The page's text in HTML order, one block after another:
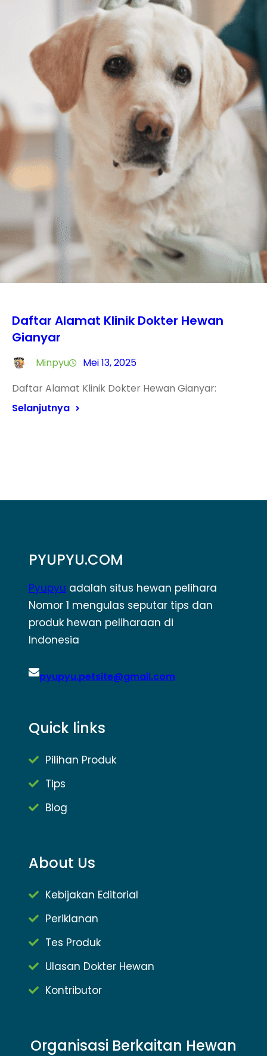
Daftar Alamat Klinik Dokter Hewan
Gianyar
Minpyu
Mei 13, 2025
Daftar Alamat Klinik Dokter Hewan Gianyar:
Selanjutnya
PYUPYU.COM
Pyupyu adalah situs hewan pelihara
Nomor 1 mengulas seputar tips dan
produk hewan peliharaan di
Indonesia
pyupyu.petsite@gmail.com
Quick links
Pilihan Produk
Tips
Blog
About Us
Kebijakan Editorial
Periklanan
Tes Produk
Ulasan Dokter Hewan
Kontributor
Organisasi Berkaitan Hewan